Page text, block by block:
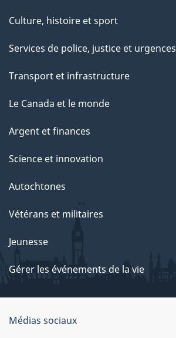
Culture, histoire et sport
Services de police, justice et urgences
Transport et infrastructure
Le Canada et le monde
Argent et finances
Science et innovation
Autochtones
Vétérans et militaires
Jeunesse
Gérer les événements de la vie
Organisation
Médias sociaux